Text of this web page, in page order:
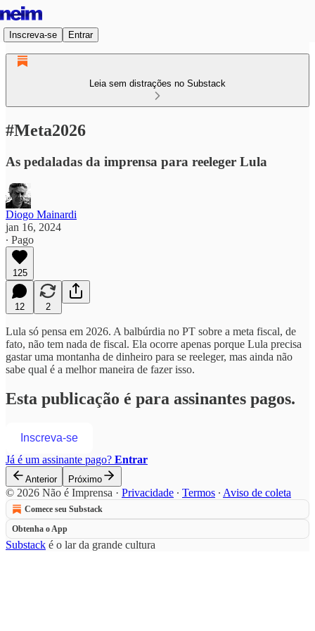
Inscreva-se Entrar
Leia sem distrações no Substack
#Meta2026
As pedaladas da imprensa para reeleger Lula
Diogo Mainardi
jan 16, 2024
∙ Pago
125
12 2
Lula só pensa em 2026. A balbúrdia no PT sobre a meta fiscal, de
fato, não tem nada de fiscal. Ela ocorre apenas porque Lula precisa
gastar uma montanha de dinheiro para se reeleger, mas ainda não
sabe qual é a melhor maneira de fazer isso.
Esta publicação é para assinantes pagos.
Inscreva-se
Já é um assinante pago? Entrar
Anterior Próximo
© 2026 Não é Imprensa · Privacidade ∙ Termos ∙ Aviso de coleta
Comece seu Substack
Obtenha o App
Substack é o lar da grande cultura